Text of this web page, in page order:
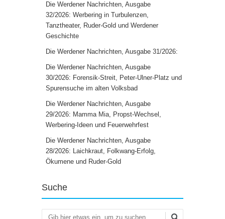
Die Werdener Nachrichten, Ausgabe
32/2026: Werbering in Turbulenzen,
Tanztheater, Ruder-Gold und Werdener
Geschichte
Die Werdener Nachrichten, Ausgabe 31/2026:
Die Werdener Nachrichten, Ausgabe
30/2026: Forensik-Streit, Peter-Ulner-Platz und
Spurensuche im alten Volksbad
Die Werdener Nachrichten, Ausgabe
29/2026: Mamma Mia, Propst-Wechsel,
Werbering-Ideen und Feuerwehrfest
Die Werdener Nachrichten, Ausgabe
28/2026: Laichkraut, Folkwang-Erfolg,
Ökumene und Ruder-Gold
Suche
Suchen